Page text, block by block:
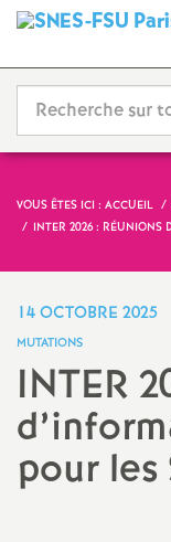
VOUS ÊTES ICI : ACCUEIL
INTER 2026 : RÉUNIONS
14 OCTOBRE 2025
MUTATIONS
INTER
pour les